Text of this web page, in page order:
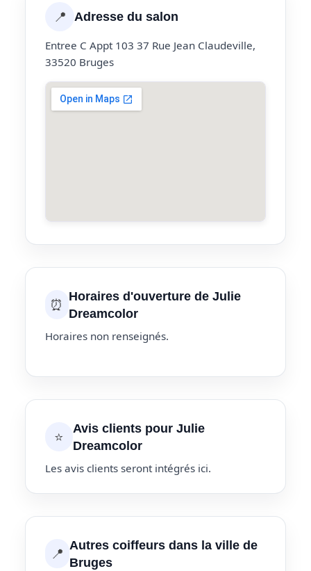
📍 Adresse du salon
Entree C Appt 103 37 Rue Jean Claudeville,
33520 Bruges
⏰ Horaires d'ouverture de Julie
Dreamcolor
Horaires non renseignés.
⭐
Avis clients pour Julie
Dreamcolor
Les avis clients seront intégrés ici.
📍 Autres coiffeurs dans la ville de
Bruges